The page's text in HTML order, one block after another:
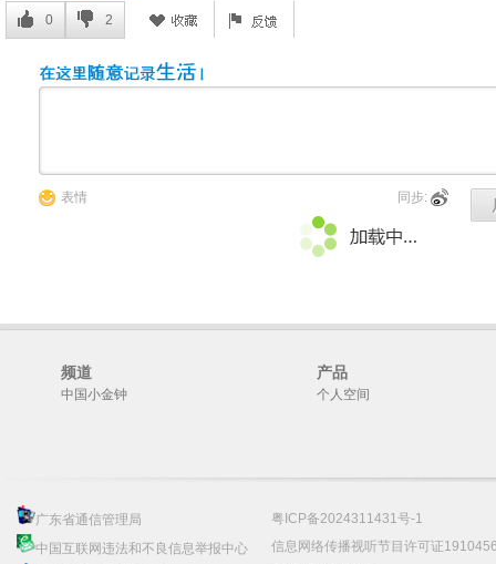
0 2
表情 同步:
频道
中国小金钟
产品
个人空间
广东省通信管理局
中国互联网违法和不良信息举报中心
粤ICP备2024311431号-1
信息网络传播视听节目许可证